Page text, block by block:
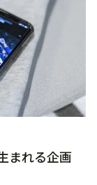
まれる企画